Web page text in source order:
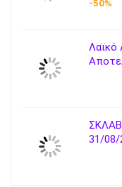
-50%
Λαϊκό
31/08/